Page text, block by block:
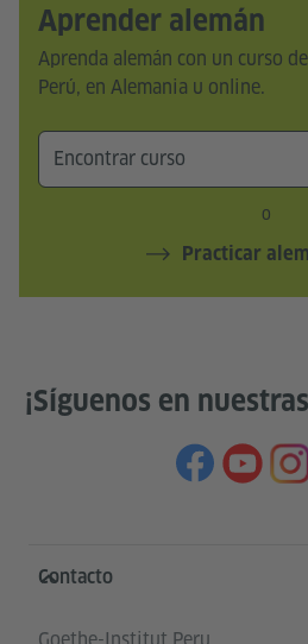
Aprender alemán
Aprenda alemán con un curso
Perú, en Alemania u online.
o
Practicar
¡Síguenos en
Service- und
Contacto